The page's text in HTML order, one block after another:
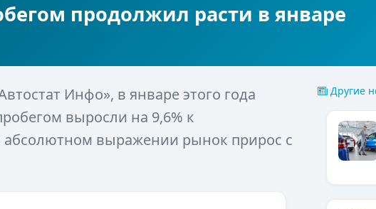
продолжил расти в январе
Инфо», в январе этого года
выросли на 9,6% к
абсолютном выражении рынок прирос с
Другие